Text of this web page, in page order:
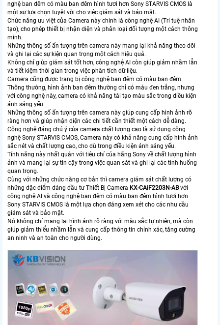
nghệ ban đêm có màu ban đêm hình tươi hơn Sony STARVIS CMOS là
một sự lựa chọn tuyệt vời cho việc giám sát và bảo mật.
Chức năng ưu việt của Camera này chính là công nghệ AI (Trí tuệ nhân
tạo), cho phép thiết bị nhận diện và phân loại đối tượng một cách thông
minh.
Những thông số ấn tượng trên camera này mang lại khả năng theo dõi
và ghi lại các sự kiện quan trọng một cách hiệu quả.
Không chỉ giúp giám sát tốt hơn, công nghệ AI còn giúp giảm nhầm lẫn
và tiết kiệm thời gian trong việc phân tích dữ liệu.
Camera cũng được trang bị công nghệ ban đêm có màu ban đêm.
Thông thường, hình ảnh ban đêm thường chỉ có màu đen trắng, nhưng
với công nghệ này, camera có khả năng tái tạo màu sắc trong điều kiện
ánh sáng yếu.
Những thông số ấn tượng trên camera này giúp cung cấp hình ảnh rõ
ràng hơn và giúp nhận diện các chi tiết cần thiết một cách dễ dàng.
Công nghệ đáng chú ý của camera chất lượng cao là sử dụng công
nghệ Sony STARVIS CMOS, Camera này có khả năng cung cấp hình ảnh
sắc nét và chất lượng cao, cho dù trong điều kiện ánh sáng yếu.
Tính năng này nhất quán với tiêu chí của hãng Sony về chất lượng hình
ảnh và mang lại sự tin cậy trong việc quan sát và ghi lại các tình huống
quan trọng.
Cùng với những chức năng cơ bản thì camera giám sát chất lượng có
những đặc điểm đáng đầu tư Thiết Bị Camera KX-CAiF2203N-ABvới
công nghệ AI và công nghệ ban đêm có màu ban đêm hình tươi hơn
Sony STARVIS CMOS là một lựa chọn đáng xem xét cho các nhu cầu
giám sát và bảo mật.
Nó không chỉ mang lại hình ảnh rõ ràng với màu sắc tự nhiên, mà còn
giúp giảm thiểu nhầm lẫn và cung cấp thông tin chính xác, tăng cường
an ninh và an toàn cho người dùng.